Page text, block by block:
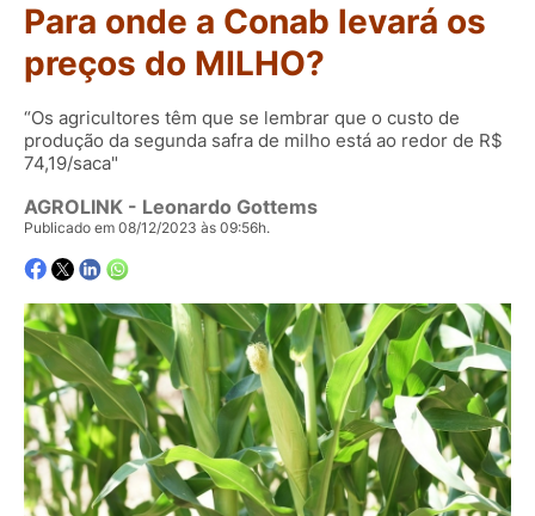
Para onde a Conab levará os
preços do MILHO?
“Os agricultores têm que se lembrar que o custo de
produção da segunda safra de milho está ao redor de R$
74,19/saca"
AGROLINK - Leonardo Gottems
Publicado em 08/12/2023 às 09:56h.